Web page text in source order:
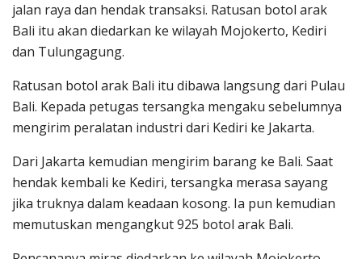
jalan raya dan hendak transaksi. Ratusan botol arak
Bali itu akan diedarkan ke wilayah Mojokerto, Kediri
dan Tulungagung.
Ratusan botol arak Bali itu dibawa langsung dari Pulau
Bali. Kepada petugas tersangka mengaku sebelumnya
mengirim peralatan industri dari Kediri ke Jakarta.
Dari Jakarta kemudian mengirim barang ke Bali. Saat
hendak kembali ke Kediri, tersangka merasa sayang
jika truknya dalam keadaan kosong. Ia pun kemudian
memutuskan mengangkut 925 botol arak Bali.